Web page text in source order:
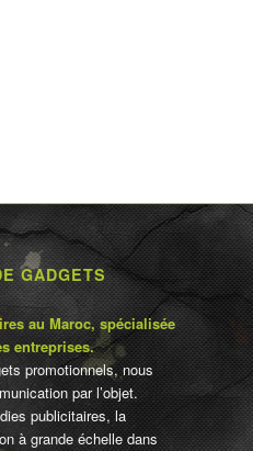
GADGETS
au Maroc, spécialisée
entreprises.
promotionnels, nous
par l’objet.
publicitaires, la
à grande échelle dans